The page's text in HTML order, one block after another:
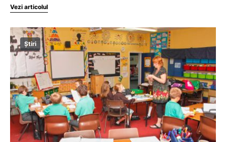
Vezi articolul
Știri